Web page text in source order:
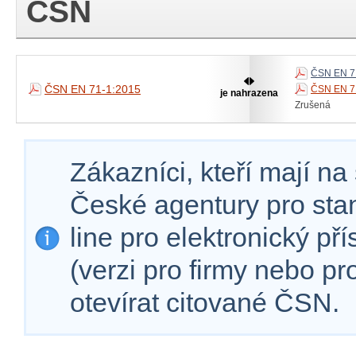
ČSN
ČSN EN 71-1:2015 je nahrazena
ČSN EN
ČSN EN
Zrušená
Zákazníci, kteří mají
České agentury pro
line pro elektronický
(verzi pro firmy nebo
otevírat citované ČSN.